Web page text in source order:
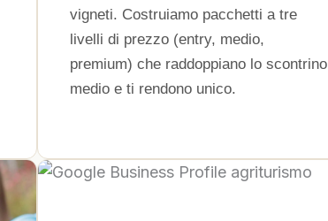
vigneti. Costruiamo pacchetti a tre
livelli di prezzo (entry, medio,
premium) che raddoppiano lo scontrino
medio e ti rendono unico.